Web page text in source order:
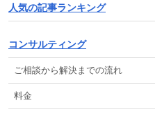
人気の記事ランキング
コンサルティング
ご相談から解決までの流れ
料金